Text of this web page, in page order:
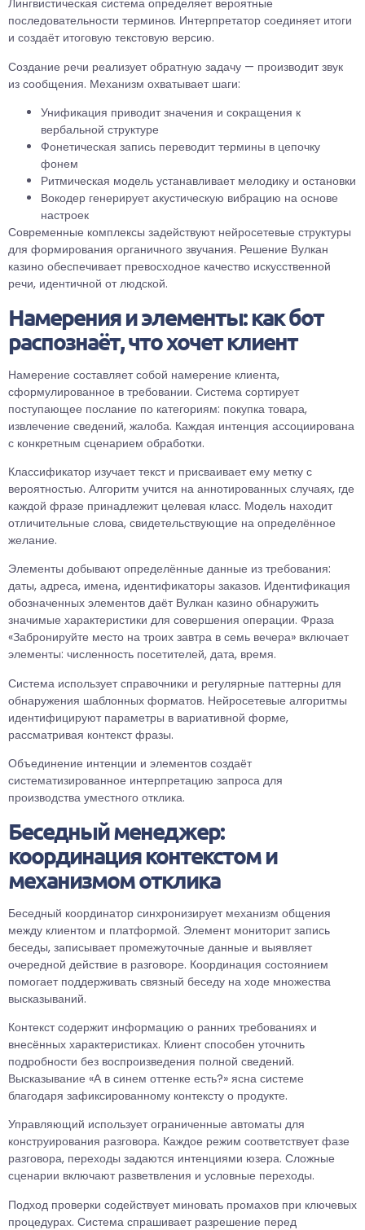
Лингвистическая система определяет вероятные
последовательности терминов. Интерпретатор соединяет итоги
и создаёт итоговую текстовую версию.
Создание речи реализует обратную задачу — производит звук
из сообщения. Механизм охватывает шаги:
Унификация приводит значения и сокращения к
вербальной структуре
Фонетическая запись переводит термины в цепочку
фонем
Ритмическая модель устанавливает мелодику и остановки
Вокодер генерирует акустическую вибрацию на основе
настроек
Современные комплексы задействуют нейросетевые структуры
для формирования органичного звучания. Решение Вулкан
казино обеспечивает превосходное качество искусственной
речи, идентичной от людской.
Намерения и элементы: как бот
распознаёт, что хочет клиент
Намерение составляет собой намерение клиента,
сформулированное в требовании. Система сортирует
поступающее послание по категориям: покупка товара,
извлечение сведений, жалоба. Каждая интенция ассоциирована
с конкретным сценарием обработки.
Классификатор изучает текст и присваивает ему метку с
вероятностью. Алгоритм учится на аннотированных случаях, где
каждой фразе принадлежит целевая класс. Модель находит
отличительные слова, свидетельствующие на определённое
желание.
Элементы добывают определённые данные из требования:
даты, адреса, имена, идентификаторы заказов. Идентификация
обозначенных элементов даёт Вулкан казино обнаружить
значимые характеристики для совершения операции. Фраза
«Забронируйте место на троих завтра в семь вечера» включает
элементы: численность посетителей, дата, время.
Система использует справочники и регулярные паттерны для
обнаружения шаблонных форматов. Нейросетевые алгоритмы
идентифицируют параметры в вариативной форме,
рассматривая контекст фразы.
Объединение интенции и элементов создаёт
систематизированное интерпретацию запроса для
производства уместного отклика.
Беседный менеджер:
координация контекстом и
механизмом отклика
Беседный координатор синхронизирует механизм общения
между клиентом и платформой. Элемент мониторит запись
беседы, записывает промежуточные данные и выявляет
очередной действие в разговоре. Координация состоянием
помогает поддерживать связный беседу на ходе множества
высказываний.
Контекст содержит информацию о ранних требованиях и
внесённых характеристиках. Клиент способен уточнить
подробности без воспроизведения полной сведений.
Высказывание «А в синем оттенке есть?» ясна системе
благодаря зафиксированному контексту о продукте.
Управляющий использует ограниченные автоматы для
конструирования разговора. Каждое режим соответствует фазе
разговора, переходы задаются интенциями юзера. Сложные
сценарии включают разветвления и условные переходы.
Подход проверки содействует миновать промахов при ключевых
процедурах. Система спрашивает разрешение перед